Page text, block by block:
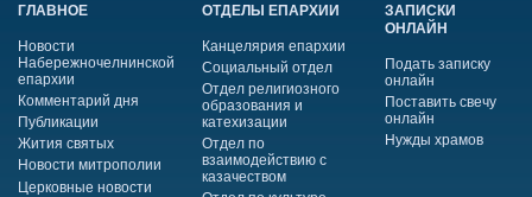
ГЛАВНОЕ
Новости
Набережночелнинской
епархии
Комментарий дня
Публикации
Жития святых
Новости митрополии
Церковные новости
ОТДЕЛЫ ЕПАРХИИ
Канцелярия епархии
Социальный отдел
Отдел религиозного
образования и
катехизации
Отдел по
взаимодействию с
казачеством
ЗАПИСКИ
ОНЛАЙН
Подать записку
онлайн
Поставить свечу
онлайн
Нужды храмов